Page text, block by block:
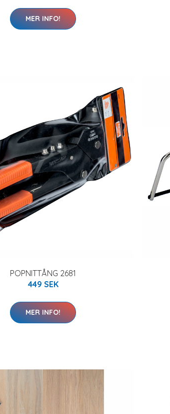
MER INFO!
POPNITTÅNG 2681
449 SEK
MER INFO!